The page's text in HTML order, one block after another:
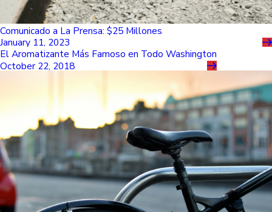
Comunicado a La Prensa: $25 Millones
January 11, 2023
El Aromatizante Más Famoso en Todo Washington
October 22, 2018